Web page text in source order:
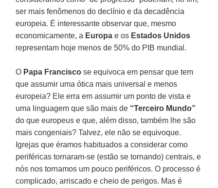
ser mais fenômenos do declínio e da decadência
europeia. É interessante observar que, mesmo
economicamente, a Europa e os Estados Unidos
representam hoje menos de 50% do PIB mundial.
O Papa Francisco se equivoca em pensar que tem
que assumir uma ótica mais universal e menos
europeia? Ele erra em assumir um ponto de vista e
uma linguagem que são mais de “Terceiro Mundo”
do que europeus e que, além disso, também lhe são
mais congeniais? Talvez, ele não se equivoque.
Igrejas que éramos habituados a considerar como
periféricas tornaram-se (estão se tornando) centrais, e
nós nos tornamos um pouco periféricos. O processo é
complicado, arriscado e cheio de perigos. Mas é